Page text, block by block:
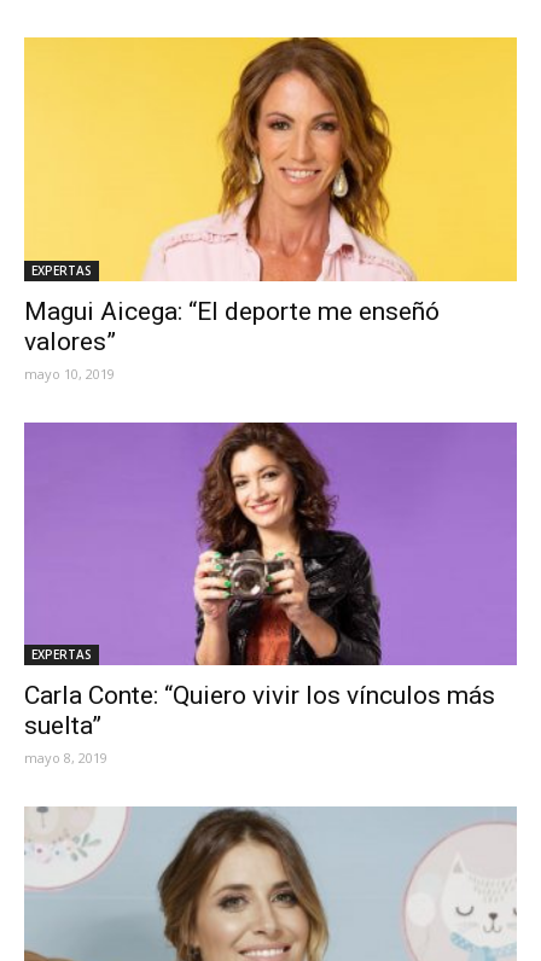
EXPERTAS
Magui Aicega: “El deporte me enseñó
valores”
mayo 10, 2019
EXPERTAS
Carla Conte: “Quiero vivir los vínculos más
suelta”
mayo 8, 2019